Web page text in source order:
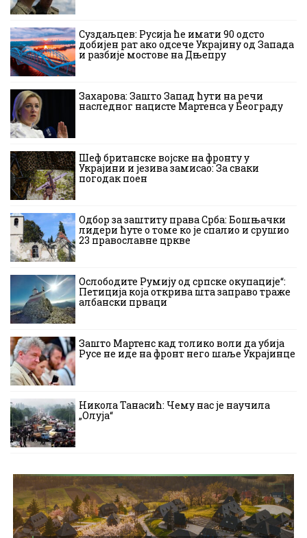
Суздаљцев: Русија ће имати 90 одсто
добијен рат ако одсече Украјину од Запада
и разбије мостове на Дњепру
Захарова: Зашто Запад ћути на речи
наследног нацисте Мартенса у Београду
Шеф британске војске на фронту у
Украјини и језива замисао: За сваки
погодак поен
Одбор за заштиту права Срба: Бошњачки
лидери ћуте о томе ко је спалио и срушио
23 православне цркве
Ослободите Румију од српске окупације“:
Петиција која открива шта заправо траже
албански прваци
Зашто Мартенс кад толико воли да убија
Русе не иде на фронт него шаље Украјинце
Никола Танасић: Чему нас је научила
„Олуја“